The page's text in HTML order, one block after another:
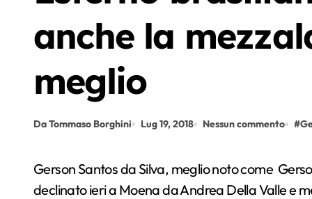
anche la
meglio
Da Tommaso Borghini Lug 19, 2018 Nessun commento #
Gerson Santos da Silva, meglio noto come Gerson, ecco il prodotto del “mercato creativo” viola,
declinato ieri a Moena da Andrea Della Valle e